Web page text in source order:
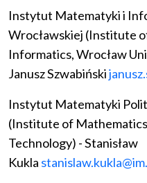
Instytut Matematyki i
Wrocławskiej (Institute
Informatics, Wrocław
Janusz Szwabiński
Instytut Matematyki
(Institute of
Technology) - Stanisław
Kukla